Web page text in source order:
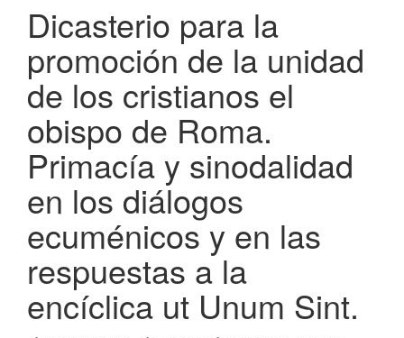
Dicasterio para la
promoción de la unidad
de los cristianos el
obispo de Roma.
Primacía y sinodalidad
en los diálogos
ecuménicos y en las
respuestas a la
encíclica ut Unum Sint.